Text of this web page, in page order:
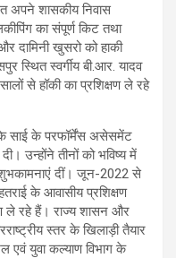
अपने शासकीय निवास
का संपूर्ण किट तथा
दामिनी खुसरो को हाकी
स्थित स्वर्गीय बी.आर. यादव
से हॉकी का प्रशिक्षण ले रहे
के साई के परफॉर्मेंस असेसमेंट
उन्होंने तीनों को भविष्य में
दीं। जून-2022 से
के आवासीय प्रशिक्षण
ले रहे हैं। राज्य शासन और
स्तर के खिलाड़ी तैयार
एवं युवा कल्याण विभाग के